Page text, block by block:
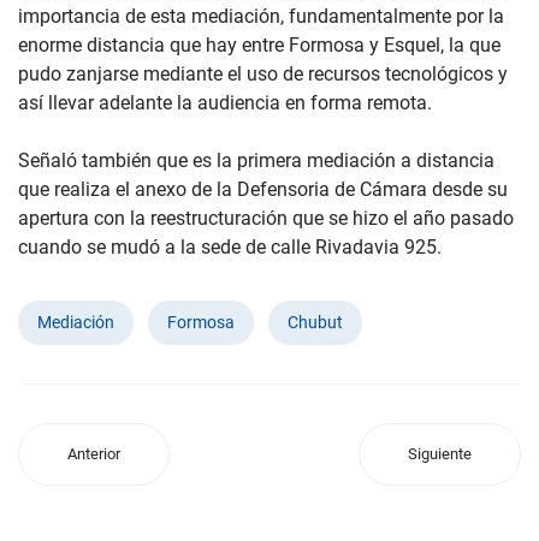
importancia de esta mediación, fundamentalmente por la
enorme distancia que hay entre Formosa y Esquel, la que
pudo zanjarse mediante el uso de recursos tecnológicos y
así llevar adelante la audiencia en forma remota.
Señaló también que es la primera mediación a distancia
que realiza el anexo de la Defensoria de Cámara desde su
apertura con la reestructuración que se hizo el año pasado
cuando se mudó a la sede de calle Rivadavia 925.
Mediación Formosa Chubut
Anterior Siguiente